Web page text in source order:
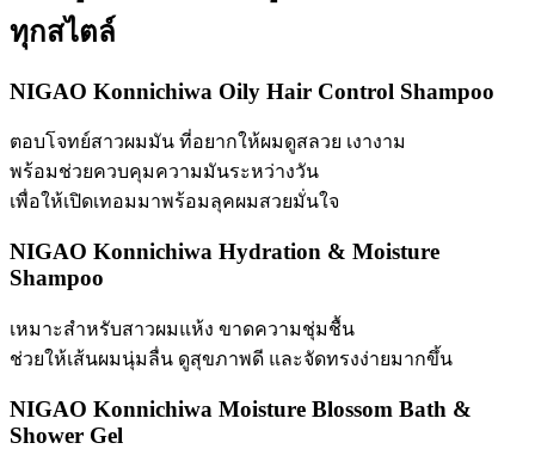
ทุกสไตล์
NIGAO Konnichiwa Oily Hair Control Shampoo
ตอบโจทย์สาวผมมัน ที่อยากให้ผมดูสลวย เงางาม
พร้อมช่วยควบคุมความมันระหว่างวัน
เพื่อให้เปิดเทอมมาพร้อมลุคผมสวยมั่นใจ
NIGAO Konnichiwa Hydration & Moisture
Shampoo
เหมาะสำหรับสาวผมแห้ง ขาดความชุ่มชื้น
ช่วยให้เส้นผมนุ่มลื่น ดูสุขภาพดี และจัดทรงง่ายมากขึ้น
NIGAO Konnichiwa Moisture Blossom Bath &
Shower Gel